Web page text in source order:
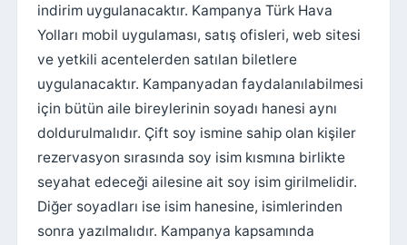
indirim uygulanacaktır. Kampanya Türk Hava
Yolları mobil uygulaması, satış ofisleri, web sitesi
ve yetkili acentelerden satılan biletlere
uygulanacaktır. Kampanyadan faydalanılabilmesi
için bütün aile bireylerinin soyadı hanesi aynı
doldurulmalıdır. Çift soy ismine sahip olan kişiler
rezervasyon sırasında soy isim kısmına birlikte
seyahat edeceği ailesine ait soy isim girilmelidir.
Diğer soyadları ise isim hanesine, isimlerinden
sonra yazılmalıdır. Kampanya kapsamında